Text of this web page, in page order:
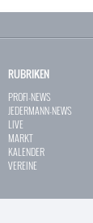
RUBRIKEN
PROFI-NEWS
JEDERMANN-NEWS
LIVE
MARKT
KALENDER
VEREINE